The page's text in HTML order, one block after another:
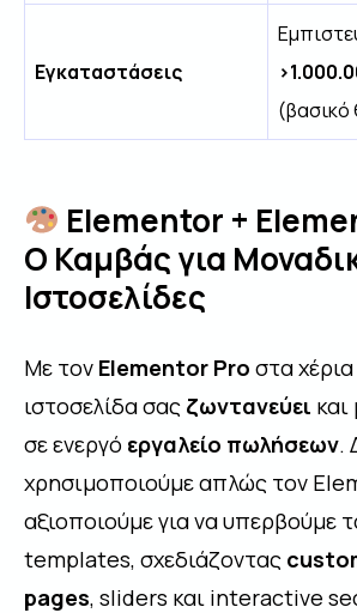
Εγκαταστάσεις
(βασικό
Elementor +
Ο Καμβάς για
Ιστοσελίδες
Με τον Elementor Pro στα
ιστοσελίδα σας ζωντανεύει
σε ενεργό εργαλείο πωλήσεων.
χρησιμοποιούμε απλώς τον
αξιοποιούμε για να υπερβούμε
templates, σχεδιάζοντας
pages, sliders και interactive